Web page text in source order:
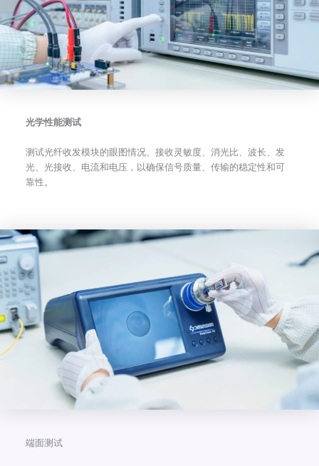
光学性能测试
测试光纤收发模块的眼图情况、接收灵敏度、消光比、波长、发
光、光接收、电流和电压，以确保信号质量、传输的稳定性和可
靠性。
端面测试